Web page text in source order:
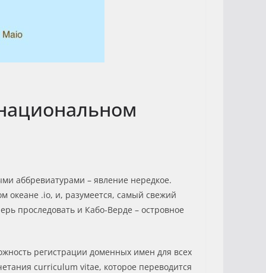
аббревиатурами – явление нередкое.
океане .io, и, разумеется, самый свежий
проследовать и Кабо-Верде – островное
регистрации доменных имен для всех
curriculum vitae, которое переводится